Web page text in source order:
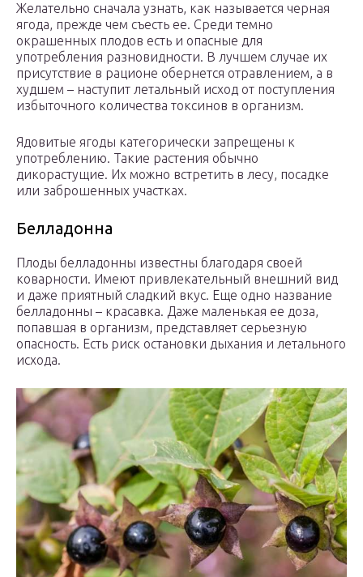
Желательно сначала узнать, как называется черная
ягода, прежде чем съесть ее. Среди темно
окрашенных плодов есть и опасные для
употребления разновидности. В лучшем случае их
присутствие в рационе обернется отравлением, а в
худшем – наступит летальный исход от поступления
избыточного количества токсинов в организм.
Ядовитые ягоды категорически запрещены к
употреблению. Такие растения обычно
дикорастущие. Их можно встретить в лесу, посадке
или заброшенных участках.
Белладонна
Плоды белладонны известны благодаря своей
коварности. Имеют привлекательный внешний вид
и даже приятный сладкий вкус. Еще одно название
белладонны – красавка. Даже маленькая ее доза,
попавшая в организм, представляет серьезную
опасность. Есть риск остановки дыхания и летального
исхода.